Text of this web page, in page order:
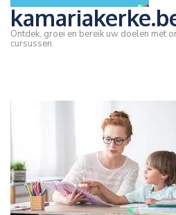
Ontdek, groei en bereik uw doelen met
cursussen.